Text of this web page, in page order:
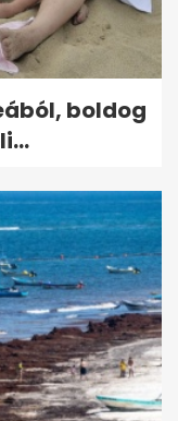
boldog